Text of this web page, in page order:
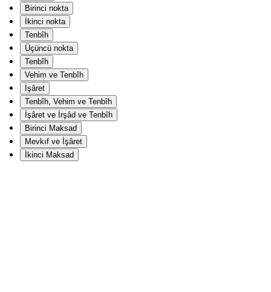
Birinci nokta
İkinci nokta
Tenbîh
Üçüncü nokta
Tenbîh
Vehim ve Tenbîh
İşâret
Tenbîh, Vehim ve Tenbîh
İşâret ve İrşâd ve Tenbîh
Birinci Maksad
Mevkıf ve İşâret
İkinci Maksad